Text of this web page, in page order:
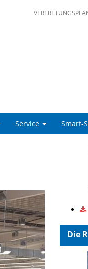
Service Smart-
Die